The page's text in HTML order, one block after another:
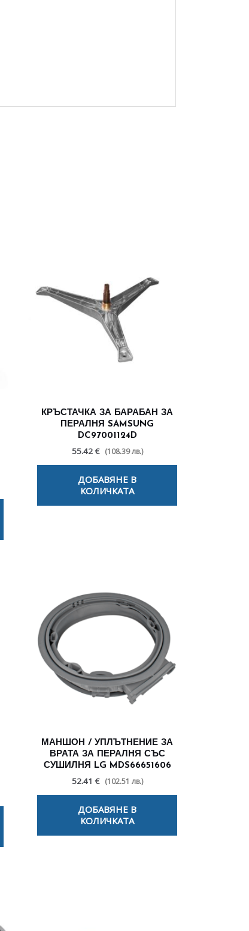
КРЪСТАЧКА ЗА БАРАБАН ЗА
ПЕРАЛНЯ SAMSUNG
DC97001124D
55.42 € (108.39 лв.)
ДОБАВЯНЕ В
КОЛИЧКАТА
МАНШОН / УПЛЪТНЕНИЕ ЗА
ВРАТА ЗА ПЕРАЛНЯ СЪС
СУШИЛНЯ LG MDS66651606
52.41 € (102.51 лв.)
ДОБАВЯНЕ В
КОЛИЧКАТА